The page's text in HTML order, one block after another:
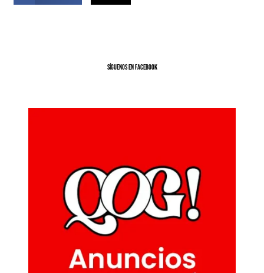
SíGUENOS EN FACEBOOK